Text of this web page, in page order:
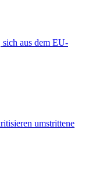
aus dem EU-
umstrittene